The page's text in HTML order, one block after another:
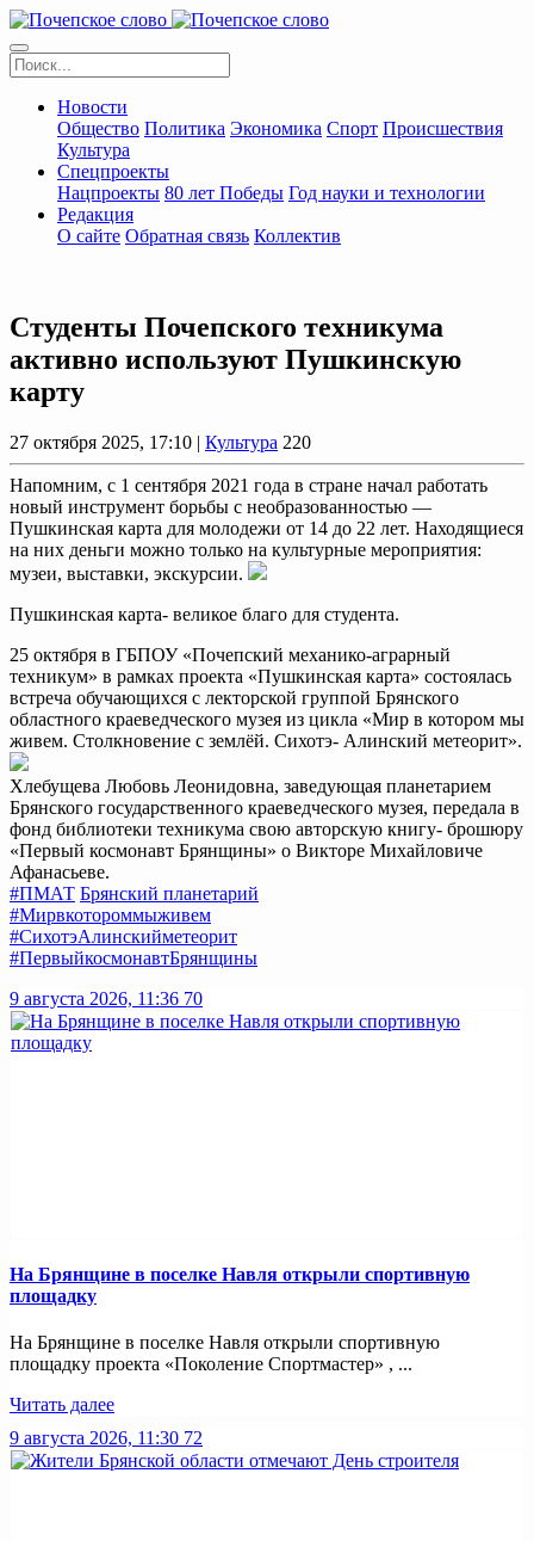
Новости
Общество Политика Экономика Спорт Происшествия
Культура
Спецпроекты
Нацпроекты 80 лет Победы Год науки и технологии
Редакция
О сайте Обратная связь Коллектив
Студенты Почепского техникума
активно используют Пушкинскую
карту
27 октября 2025, 17:10 | Культура 220
Напомним, с 1 сентября 2021 года в стране начал работать
новый инструмент борьбы с необразованностью —
Пушкинская карта для молодежи от 14 до 22 лет. Находящиеся
на них деньги можно только на культурные мероприятия:
музеи, выставки, экскурсии.
Пушкинская карта- великое благо для студента.
25 октября в ГБПОУ «Почепский механико-аграрный
техникум» в рамках проекта «Пушкинская карта» состоялась
встреча обучающихся с лекторской группой Брянского
областного краеведческого музея из цикла «Мир в котором мы
живем. Столкновение с землёй. Сихотэ- Алинский метеорит».
Хлебущева Любовь Леонидовна, заведующая планетарием
Брянского государственного краеведческого музея, передала в
фонд библиотеки техникума свою авторскую книгу- брошюру
«Первый космонавт Брянщины» о Викторе Михайловиче
Афанасьеве.
#ПМАТ Брянский планетарий
#Мирвкотороммыживем
#СихотэАлинскийметеорит
#ПервыйкосмонавтБрянщины
9 августа 2026, 11:36 70
На Брянщине в поселке Навля открыли спортивную
площадку
На Брянщине в поселке Навля открыли спортивную
площадку проекта «Поколение Спортмастер» , ...
Читать далее
9 августа 2026, 11:30 72